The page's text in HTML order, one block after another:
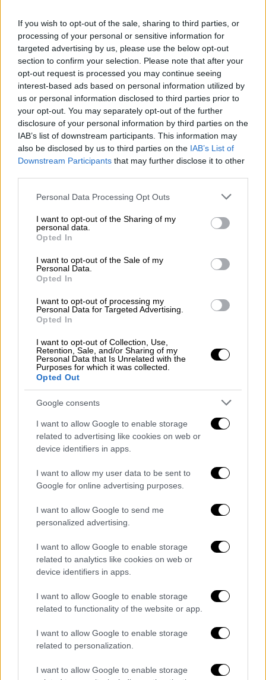
If you wish to opt-out of the sale, sharing to third parties, or
processing of your personal or sensitive information for
targeted advertising by us, please use the below opt-out
section to confirm your selection. Please note that after your
opt-out request is processed you may continue seeing
interest-based ads based on personal information utilized by
us or personal information disclosed to third parties prior to
your opt-out. You may separately opt-out of the further
disclosure of your personal information by third parties on the
IAB’s list of downstream participants. This information may
also be disclosed by us to third parties on the IAB’s List of
Downstream Participants that may further disclose it to other
Please note that this website/app uses one or more Google
not limited to your visit or usage behaviour. You may click to
grant or deny consent to Google and its third-party tags to
use your data for below specified purposes in below Google
consent section.
Personal Data Processing Opt Outs
I want to opt-out of the Sharing of my
personal data.
Opted In
I want to opt-out of the Sale of my
Personal Data.
Opted In
I want to opt-out of processing my
Personal Data for Targeted Advertising.
Opted In
I want to opt-out of Collection, Use,
Retention, Sale, and/or Sharing of my
Personal Data that Is Unrelated with the
Purposes for which it was collected.
Opted Out
Google consents
I want to allow Google to enable storage
related to advertising like cookies on web or
device identifiers in apps.
I want to allow my user data to be sent to
Google for online advertising purposes.
I want to allow Google to send me
personalized advertising.
I want to allow Google to enable storage
related to analytics like cookies on web or
device identifiers in apps.
I want to allow Google to enable storage
related to functionality of the website or app.
I want to allow Google to enable storage
related to personalization.
I want to allow Google to enable storage
ΟΒαγγέλης Δρίσκαςπροτείνει μια κλασική
και αγαπημένη συνταγή που δεν λείπει από
το ελληνικό τραπέζι: χοιρινές μπριζόλες με
σάλτσα ψητού.
εκτέλεση, αλλά γεμάτο γεύση. Το μυστικό
βρίσκεται στο σωστό ψήσιμο της μπριζόλας,
ώστε να παραμείνει ζουμερή, αλλά και στη
σάλτσα που συγκεντρώνει όλα τα αρώματα
του ψητού και δίνει στο πιάτο πλούσια,
σπιτική νοστιμιά.
Οι χοιρινές μπριζόλες είναι από τα πιο
αγαπημένα υλικά της καθημερινής κουζίνας,
γιατί μαγειρεύονται εύκολα, είναι
χορταστικές και μπορούν να συνδυαστούν με
πολλά συνοδευτικά. Με μια καλοφτιαγμένη
σάλτσα ψητού, όμως, μετατρέπονται σε ένα
προσεγμένο τραπέζι.
Το μυστικό για ζουμερές μπριζόλες
Για να βγουν οιμπριζόλες μαλακές και
ψησίματος και όχι υπερβολική θερμοκρασία
για πολλή ώρα.
Το κρέας πρέπει να πάρειωραίο χρώμα
εξωτερικά, αλλά να μη στεγνώσει στο
. Γι’ αυτό είναι σημαντικό να μη
μαγειρευτεί παραπάνω απ’ όσο χρειάζεται
πριν το σερβίρισμα.